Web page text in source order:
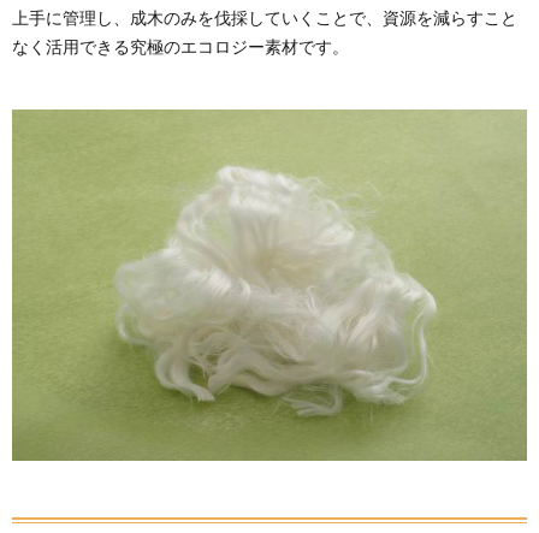
上手に管理し、成木のみを伐採していくことで、資源を減らすこと
なく活用できる究極のエコロジー素材です。